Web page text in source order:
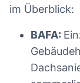
im Überblick:
BAFA: